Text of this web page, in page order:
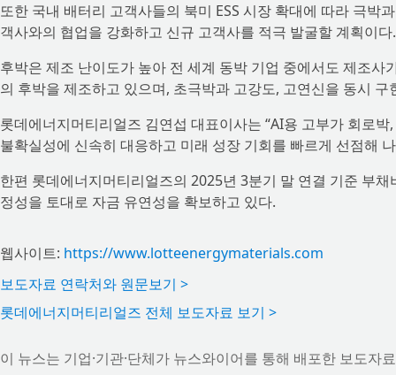
또한 국내 배터리 고객사들의 북미 ESS 시장 확대에 따라 극박
객사와의 협업을 강화하고 신규 고객사를 적극 발굴할 계획이다.
후박은 제조 난이도가 높아 전 세계 동박 기업 중에서도 제조
의 후박을 제조하고 있으며, 초극박과 고강도, 고연신을 동시 구
롯데에너지머티리얼즈 김연섭 대표이사는 “AI용 고부가 회로
불확실성에 신속히 대응하고 미래 성장 기회를 빠르게 선점해
한편 롯데에너지머티리얼즈의 2025년 3분기 말 연결 기준 부
정성을 토대로 자금 유연성을 확보하고 있다.
웹사이트: https://www.lotteenergymaterials.com
보도자료 연락처와 원문보기 >
롯데에너지머티리얼즈 전체 보도자료 보기 >
이 뉴스는 기업·기관·단체가 뉴스와이어를 통해 배포한 보도자